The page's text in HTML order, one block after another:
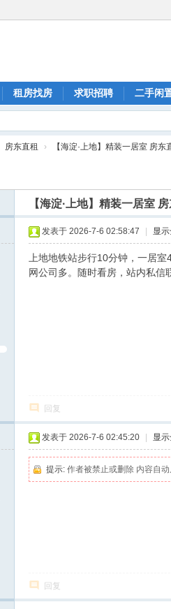
租房找房 求职招聘 二手闲
房东直租 › 【海淀·上地】精装一居室 房东
【海淀·上地】精装一居室
发表于 2026-7-6 02:58:47 显
上地地铁站步行10分钟，一居
网公司多。随时看房，站内私信
回复
发表于 2026-7-6 02:45:20 显
提示: 作者被禁止或删除 内容自
回复